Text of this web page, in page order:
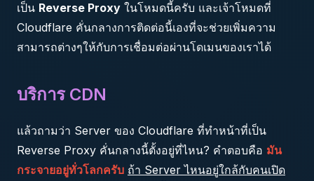
เป็น Reverse Proxy ในโหมดนี้ครับ และเจ้าโหมดที่
Cloudflare คั่นกลางการติดต่อนี้เองที่จะช่วยเพิ่มความ
สามารถต่างๆให้กับการเชื่อมต่อผ่านโดเมนของเราได้
บริการ CDN
แล้วถามว่า Server ของ Cloudflare ที่ทำหน้าที่เป็น
Reverse Proxy คั่นกลางนี้ตั้งอยู่ที่ไหน? คำตอบคือ มัน
กระจายอยู่ทั่วโลกครับ ถ้า Server ไหนอยู่ใกล้กับคนเปิด